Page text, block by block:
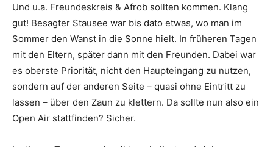
Und u.a. Freundeskreis & Afrob sollten kommen. Klang
gut! Besagter Stausee war bis dato etwas, wo man im
Sommer den Wanst in die Sonne hielt. In früheren Tagen
mit den Eltern, später dann mit den Freunden. Dabei war
es oberste Priorität, nicht den Haupteingang zu nutzen,
sondern auf der anderen Seite – quasi ohne Eintritt zu
lassen – über den Zaun zu klettern. Da sollte nun also ein
Open Air stattfinden? Sicher.